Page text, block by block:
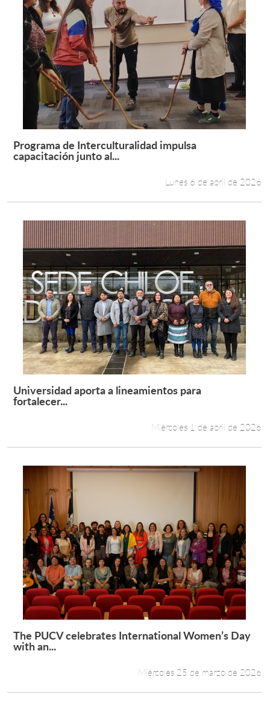
Leer más +
Programa de Interculturalidad impulsa
capacitación junto al...
Lunes 6 de abril de 2026
Leer más +
Universidad aporta a lineamientos para
fortalecer...
Miércoles 1 de abril de 2026
Leer más +
The PUCV celebrates International Women’s Day
with an...
Miércoles 25 de marzo de 2026